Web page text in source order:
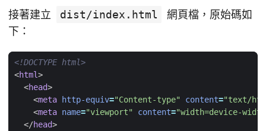
接著建立 dist/index.html
網頁檔，原始碼如
下：
<!DOCTYPE html>
<html>
<head>
<meta http-equiv="Content-type" content="text/
<meta name="viewport" content="width=device-
</head>